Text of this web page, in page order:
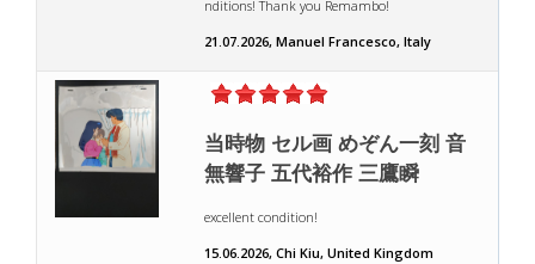
nditions! Thank you Remambo!
21.07.2026, Manuel Francesco, Italy
当時物 セル画 めぞん一刻 音
無響子 五代裕作 三鷹瞬
excellent condition!
15.06.2026, Chi Kiu, United Kingdom